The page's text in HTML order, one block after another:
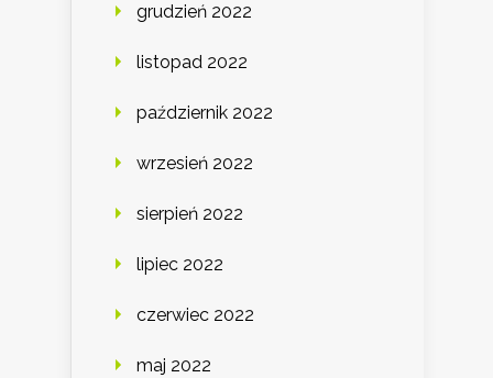
grudzień 2022
listopad 2022
październik 2022
wrzesień 2022
sierpień 2022
lipiec 2022
czerwiec 2022
maj 2022